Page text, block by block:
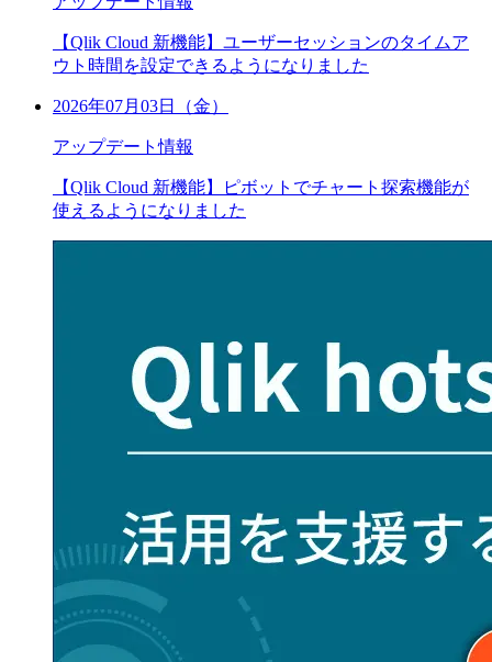
【Qlik Cloud 新機能】ユーザーセッションのタイムア
ウト時間を設定できるようになりました
2026年07月03日（金）
アップデート情報
【Qlik Cloud 新機能】ピボットでチャート探索機能が
使えるようになりました